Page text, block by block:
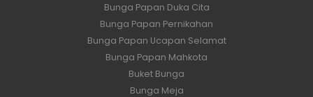
Bunga Papan Duka Cita
Bunga Papan Pernikahan
Bunga Papan Ucapan Selamat
Bunga Papan Mahkota
Buket Bunga
Bunga Meja